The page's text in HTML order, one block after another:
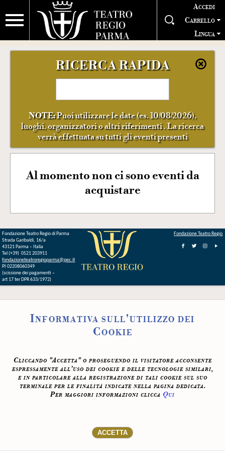
Accedi
Carrello
Lingua
RICERCA RAPIDA
NOTE:Puoi utilizzare le date (es. 10/08/2026),
luoghi, organizzatori o altri riferimenti . La ricerca
verrà effettuata su tutti gli eventi presenti
Al momento non ci sono eventi da
acquistare
Informativa sull'utilizzo dei
Cookie
Cliccando "Accetta" o proseguendo il visitatore acconsente
espressamente all'uso dei cookie e delle tecnologie similari,
e in particolare alla registrazione di tali cookie sul suo
terminale per le finalità indicate nella pagina dedicata.
Per maggiori informazioni clicca Qui
Fondazione Teatro Regio di Parma
Strada Garibaldi, 16/a
43121 Parma – Italia
Tel (+39) 0521 203911
fondazioneteatroregioparma@pec.it
PI 02208060349
(scissione dei pagamenti –
art 17 ter DPR 633/1972)
Fondazione Teatro Regio